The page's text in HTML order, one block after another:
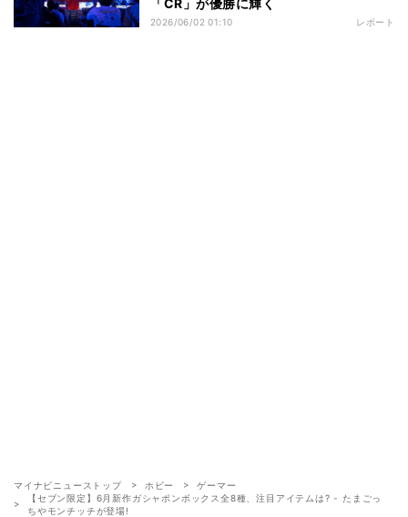
「CR」が優勝に輝く
2026/06/02 01:10 レポート
マイナビニューストップ ホビー
ゲーマー
【セブン限定】6月新作ガシャポンボックス全8種、注目アイテムは? - たまごっ
ちやモンチッチが登場!